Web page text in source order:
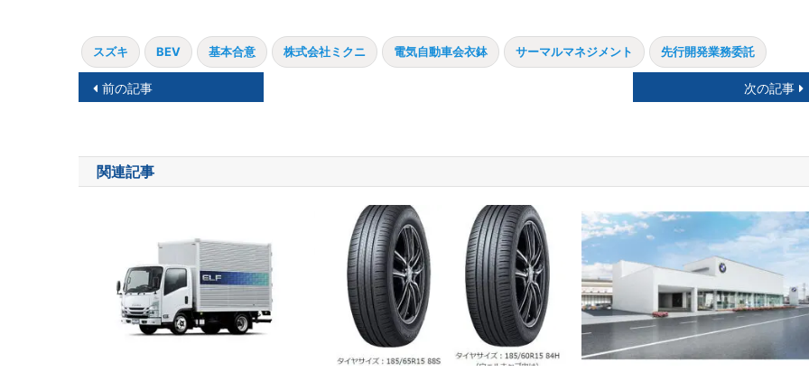
スズキ BEV 基本合意 株式会社ミクニ 電気自動車会衣鉢 サーマルマネジメント 先行開発業務委託
投
ナ
ビ
前の記事 次の記事
関連記事